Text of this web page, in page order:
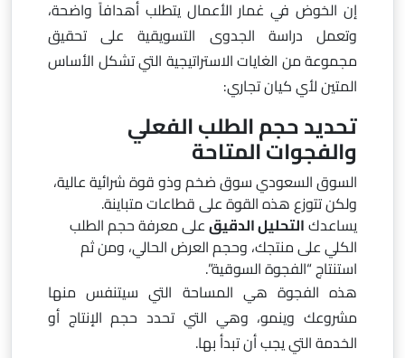
إن الخوض في غمار الأعمال يتطلب أهدافاً واضحة،
وتعمل دراسة الجدوى التسويقية على تحقيق
مجموعة من الغايات الاستراتيجية التي تشكل الأساس
المتين لأي كيان تجاري:
تحديد حجم الطلب الفعلي
والفجوات المتاحة
السوق السعودي سوق ضخم وذو قوة شرائية عالية،
ولكن تتوزع هذه القوة على قطاعات متباينة.
يساعدكالتحليل الدقيقعلى معرفة حجم الطلب
الكلي على منتجك، وحجم العرض الحالي، ومن ثم
استنتاج “الفجوة السوقية”.
هذه الفجوة هي المساحة التي سيتنفس منها
مشروعك وينمو، وهي التي تحدد حجم الإنتاج أو
الخدمة التي يجب أن تبدأ بها.